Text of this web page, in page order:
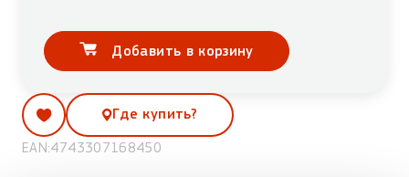
Добавить в корзину
Где купить?
EAN:4743307168450